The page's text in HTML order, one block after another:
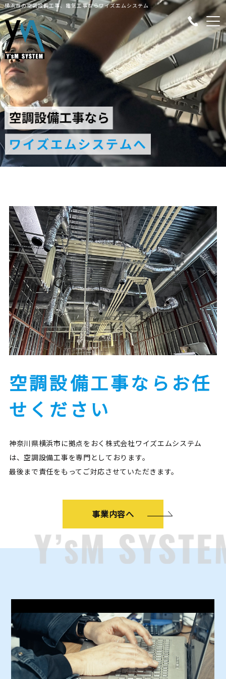
横浜市の空調設備工事、電気工事ならワイズエムシステム
空調設備工事ならお任
せください
神奈川県横浜市に拠点をおく株式会社ワイズエムシステム
は、空調設備工事を専門としております。
最後まで責任をもってご対応させていただきます。
事業内容へ